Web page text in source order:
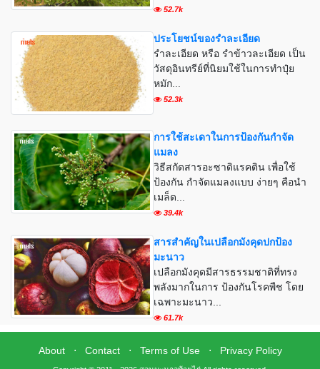
52.7k
ประโยชน์ของรำละเอียด
รำละเอียด หรือ รำข้าวละเอียด เป็น
วัสดุอินทรีย์ที่นิยมใช้ในการทำปุ๋ย
หมัก...
52.3k
การใช้สะเดาในการป้องกันกำจัด
แมลง
วิธีสกัดสารอะซาดิแรคติน เพื่อใช้
ป้องกัน กำจัดแมลงแบบ ง่ายๆ คือนำ
เมล็ด...
39.4k
สารสำคัญในเปลือกมังคุดปกป้อง
มะนาว
เปลือกมังคุดมีสารธรรมชาติที่ทรง
พลังมากในการ ป้องกันโรคพืช โดย
เฉพาะมะนาว...
61.7k
About ⋅ Contact ⋅ Terms of Use ⋅ Privacy Policy